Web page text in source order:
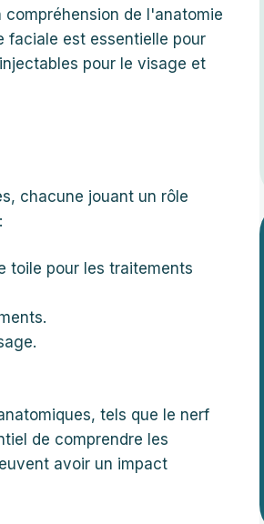
de l'anatomie
faciale est essentielle pour
pour le visage et
chacune jouant un rôle
toile pour les traitements
tels que le nerf
de comprendre les
avoir un impact